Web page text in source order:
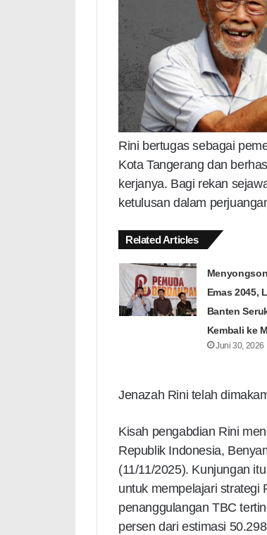
Rini bertugas sebagai
Kota Tangerang dan
kerjanya. Bagi rekan
ketulusan dalam
Related Articles
Emas 2045,
Banten
Kembali ke
Juni 30, 2026
Jenazah Rini telah
Kisah pengabdian Rini
Republik Indonesia,
(11/11/2025). Kunjungan
untuk mempelajari strategi
penanggulangan TBC
persen dari estimasi